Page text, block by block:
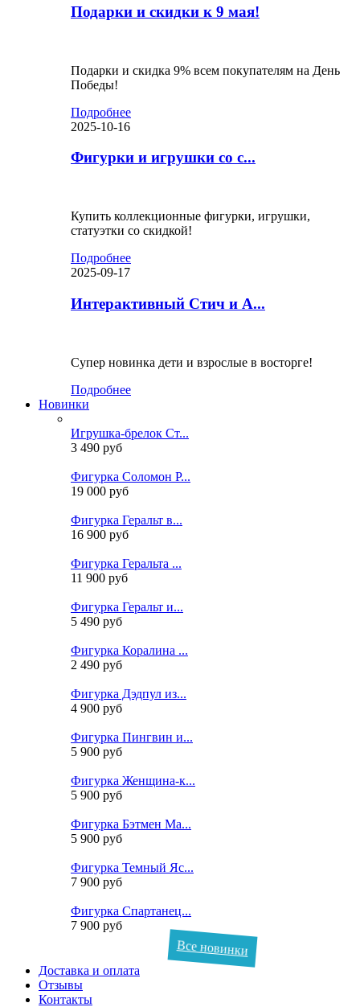
Подарки и скидки к 9 мая!
Подарки и скидка 9% всем покупателям на День
Победы!
Подробнее
2025-10-16
Фигурки и игрушки со с...
Купить коллекционные фигурки, игрушки,
статуэтки со скидкой!
Подробнее
2025-09-17
Интерактивный Стич и А...
Супер новинка дети и взрослые в восторге!
Подробнее
Новинки
Игрушка-брелок Ст...
3 490 руб
Фигурка Соломон Р...
19 000 руб
Фигурка Геральт в...
16 900 руб
Фигурка Геральта ...
11 900 руб
Фигурка Геральт и...
5 490 руб
Фигурка Коралина ...
2 490 руб
Фигурка Дэдпул из...
4 900 руб
Фигурка Пингвин и...
5 900 руб
Фигурка Женщина-к...
5 900 руб
Фигурка Бэтмен Ма...
5 900 руб
Фигурка Темный Яс...
7 900 руб
Фигурка Спартанец...
7 900 руб
Все новинки
Доставка и оплата
Отзывы
Контакты